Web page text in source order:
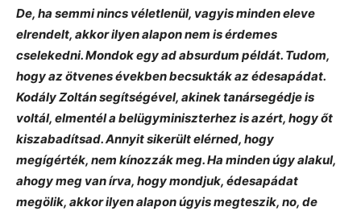
De, ha semmi nincs véletlenül, vagyis minden eleve
elrendelt, akkor ilyen alapon nem is érdemes
cselekedni. Mondok egy ad absurdum példát. Tudom,
hogy az ötvenes években becsukták az édesapádat.
Kodály Zoltán segítségével, akinek tanársegédje is
voltál, elmentél a belügyminiszterhez is azért, hogy őt
kiszabadítsad. Annyit sikerült elérned, hogy
megígérték, nem kínozzák meg. Ha minden úgy alakul,
ahogy meg van írva, hogy mondjuk, édesapádat
megölik, akkor ilyen alapon úgyis megteszik, no, de